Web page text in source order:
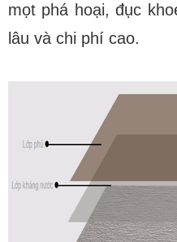
mọt phá hoại, đục
lâu và chi phí cao.